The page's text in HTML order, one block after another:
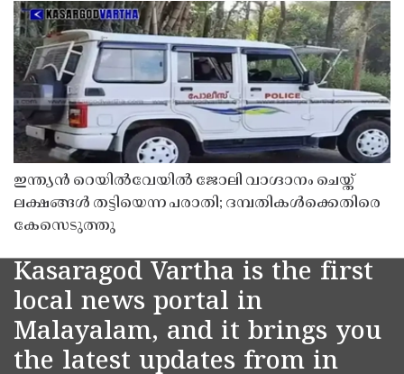
ഇന്ത്യൻ റെയിൽവേയിൽ ജോലി വാഗ്ദാനം ചെയ്ത്
ലക്ഷങ്ങൾ തട്ടിയെന്ന പരാതി; ദമ്പതികൾക്കെതിരെ
കേസെടുത്തു
Kasaragod Vartha is the first
local news portal in
Malayalam, and it brings you
the latest updates from in